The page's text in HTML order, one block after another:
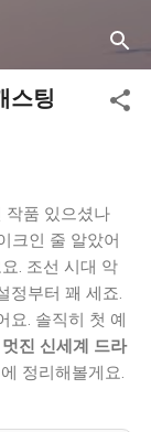
스팅
작품 있으셨나
크인 줄 알았어
. 조선 시대 악
정부터 꽤 세죠.
요. 솔직히 첫 예
멋진 신세계 드라
정리해볼게요.